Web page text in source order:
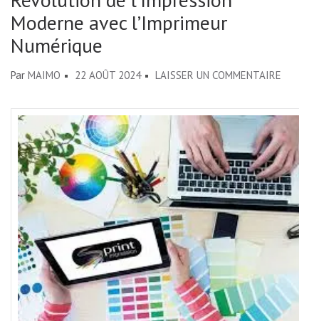
Moderne avec l’Imprimeur
Numérique
Par MAIMO 22 AOÛT 2024 LAISSER UN COMMENTAIRE
DE
AVEC